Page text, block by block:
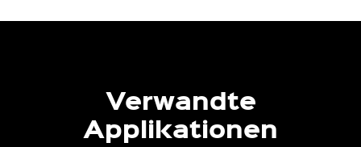
Verwandte
Applikationen